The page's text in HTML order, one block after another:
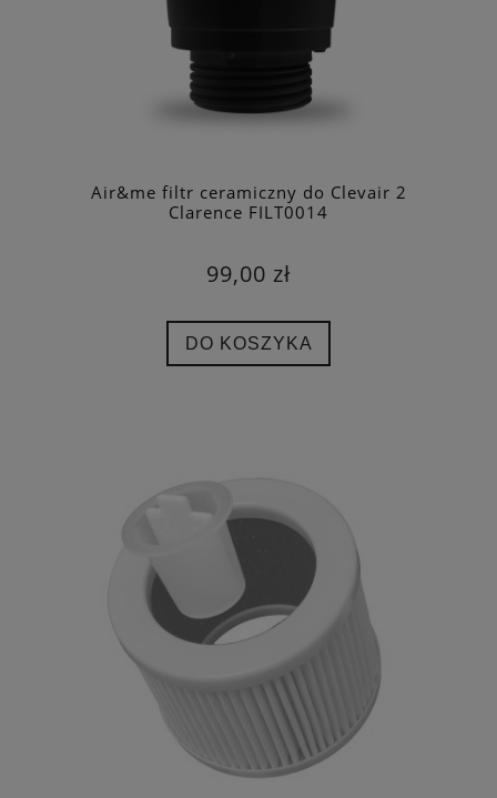
Air&me filtr ceramiczny do Clevair 2
Clarence FILT0014
99,00 zł
DO KOSZYKA